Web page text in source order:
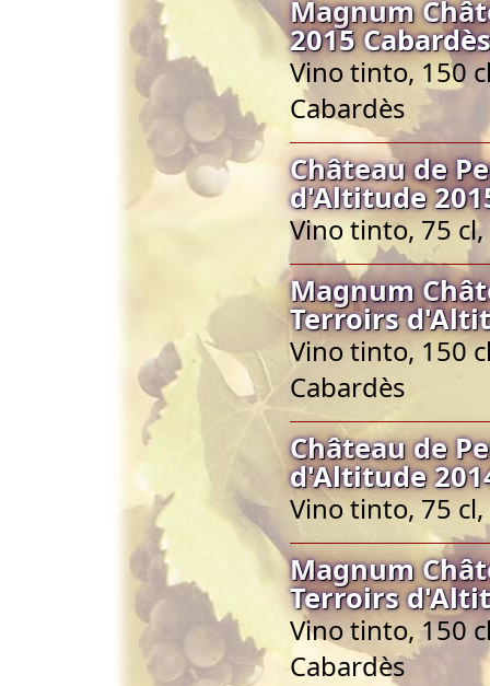
Magnum
2015
Vino tinto, 150
Cabardès
Château de
d'Altitude
Vino tinto, 75
Magnum
Terroirs
Vino tinto, 150
Cabardès
Château de
d'Altitude
Vino tinto, 75
Magnum
Terroirs
Vino tinto, 150
Cabardès